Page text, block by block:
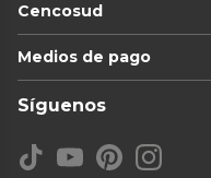
Cencosud
Medios de pago
Síguenos